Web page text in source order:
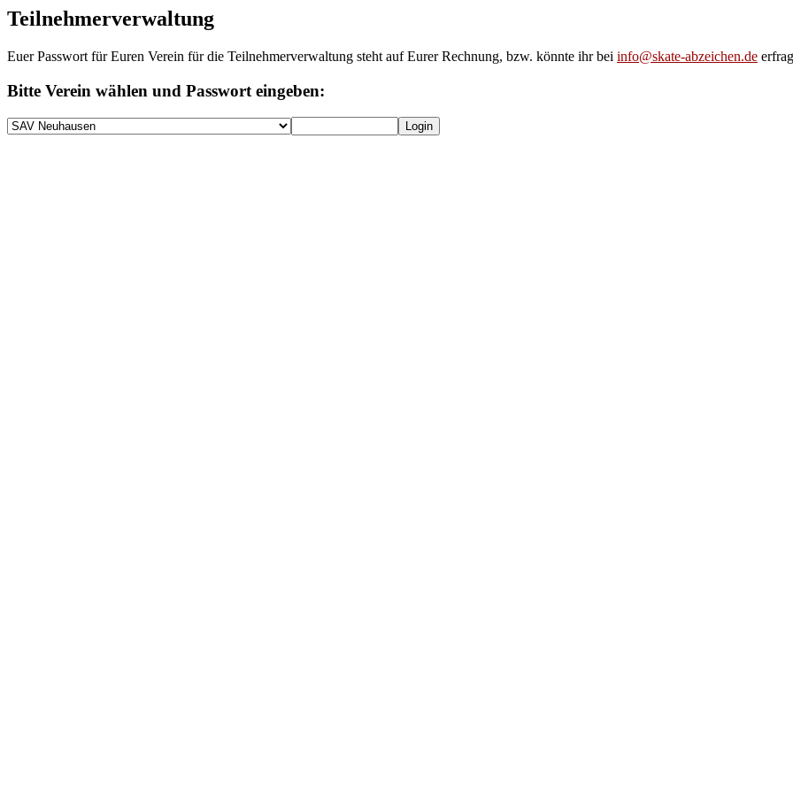
Teilnehmerverwaltung
Euer Passwort für Euren Verein für die Teilnehmerverwaltung steht auf Eurer Rechnung, bzw. könnte ihr bei info@skate-abzeichen.de
Bitte Verein wählen und Passwort eingeben: